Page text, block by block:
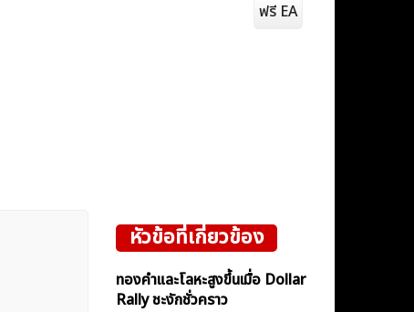
ฟรี EA
หัวข้อที่เกี่ยวข้อง
ทองคำและโลหะสูงขึ้นเมื่อ Dollar
Rally ชะงักชั่วคราว